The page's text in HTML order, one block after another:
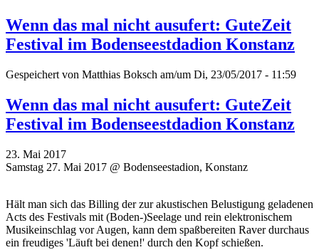
Wenn das mal nicht ausufert: GuteZeit
Festival im Bodenseestdadion Konstanz
Gespeichert von Matthias Boksch am/um Di, 23/05/2017 - 11:59
Wenn das mal nicht ausufert: GuteZeit
Festival im Bodenseestdadion Konstanz
23. Mai 2017
Samstag 27. Mai 2017 @ Bodenseestadion, Konstanz
Hält man sich das Billing der zur akustischen Belustigung geladenen
Acts des Festivals mit (Boden-)Seelage und rein elektronischem
Musikeinschlag vor Augen, kann dem spaßbereiten Raver durchaus
ein freudiges 'Läuft bei denen!' durch den Kopf schießen.